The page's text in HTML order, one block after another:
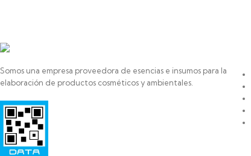
Somos una empresa proveedora de esencias e insumos para la
elaboración de productos cosméticos y ambientales.